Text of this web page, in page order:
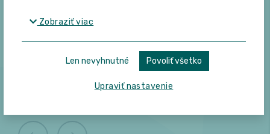
K tomuto produktu zákazníci
často kupujú
Zobraziť viac
Len nevyhnutné Povoliť všetko
Upraviť nastavenie